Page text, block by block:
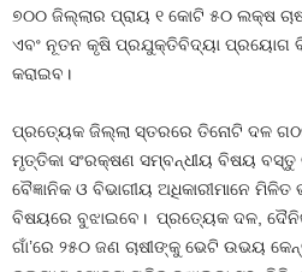
୭୦୦ ଜିଲ୍ଲାର ପ୍ରାୟ ୧ କୋଟି ୫୦ ଲକ୍ଷ
ଏବଂ ନୂତନ କୃଷି ପ୍ରଯୁକ୍ତିବିଦ୍ୟା ପ୍ରୟୋଗ
କରାଇବ।
ପ୍ରତ୍ୟେକ ଜିଲ୍ଲା ସ୍ତରରେ ତିନୋଟି ଦଳ
ମୃତ୍ତିକା ସଂରକ୍ଷଣ ସମ୍ବନ୍ଧୀୟ ବିଷୟ ବସ୍ତୁ
ବୈଜ୍ଞାନିକ ଓ ବିଭାଗୀୟ ଅଧିକାରୀମାନେ
ବିଷୟରେ ବୁଝାଇବେ। ପ୍ରତ୍ୟେକ ଦଳ,
ଗାଁ’ରେ ୨୫୦ ଜଣ ଚାଷୀଙ୍କୁ ଭେଟି ଉଭୟ